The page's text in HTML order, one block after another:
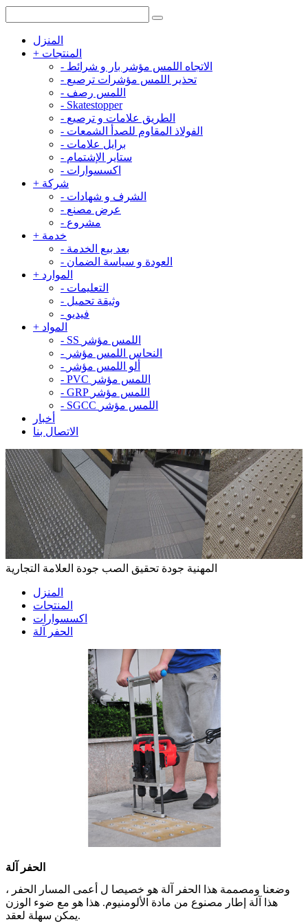
المنزل
+ المنتجات
- الاتجاه اللمس مؤشر بار و شرائط
- تحذير اللمس مؤشرات ترصيع
- اللمس رصف
- Skatestopper
- الطريق علامات و ترصيع
- الفولاذ المقاوم للصدأ الشمعات
- برايل علامات
- ستاير الإشتمام
- اكسسوارات
+ شركة
- الشرف و شهادات
- عرض مصنع
- مشروع
+ خدمة
- بعد بيع الخدمة
- العودة و سياسة الضمان
+ الموارد
- التعليمات
- وثيقة تحميل
- فيديو
+ المواد
-
SS اللمس مؤشر
- النحاس اللمس مؤشر
- ألو اللمس مؤشر
-
PVC اللمس مؤشر
-
GRP اللمس مؤشر
-
SGCC اللمس مؤشر
أخبار
الاتصال بنا
المهنية جودة تحقيق الصب جودة العلامة التجارية
المنزل
المنتجات
اكسسوارات
الحفر آلة
الحفر آلة
وضعنا ومصممة هذا الحفر آلة هو خصيصا ل أعمى المسار الحفر ،
هذا آلة إطار مصنوع من مادة الألومنيوم. هذا هو مع ضوء الوزن
يمكن سهلة لعقد.